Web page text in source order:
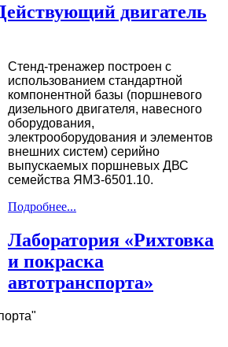
двигатель
Стенд-тренажер построен с
использованием стандартной
компонентной базы (поршневого
дизельного двигателя, навесного
оборудования,
электрооборудования и элементов
внешних систем) серийно
выпускаемых поршневых ДВС
семейства ЯМЗ-6501.10.
Подробнее...
Лаборатория «Рихтовка
и покраска
автотранспорта»